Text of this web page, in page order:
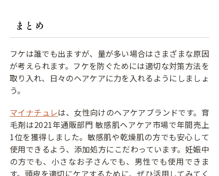
まとめ
フケは誰でも出ますが、量が多い場合はさまざまな原因
が考えられます。フケを防ぐためには適切な対策方法を
取り入れ、日々のヘアケアに力を入れるようにしましょ
う。
マイナチュレは、女性向けのヘアケアブランドです。育
毛剤は2021年通販部門 敏感肌ヘアケア市場で年間売上
1位を獲得しました。敏感肌や乾燥肌の方でも安心して
使用できるよう、添加処方にこだわっています。妊娠中
の方でも、小さなお子さんでも、男性でも使用できま
す。頭皮を適切にケアするために、ぜひ活用してみてく